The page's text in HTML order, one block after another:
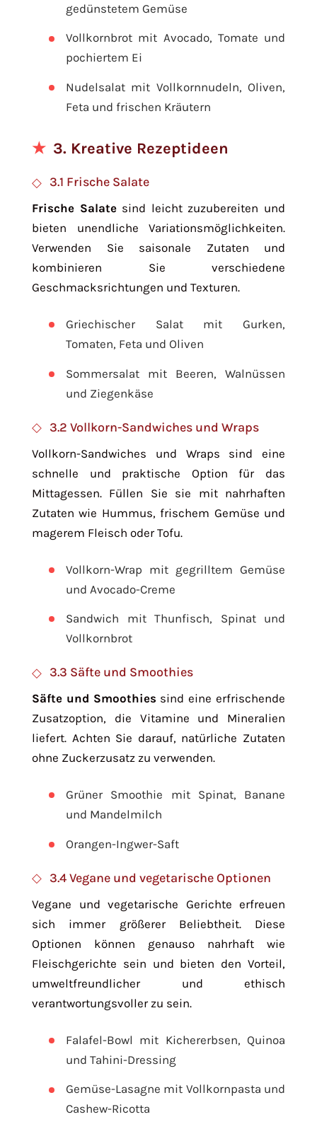
gedünstetem Gemüse
Vollkornbrot mit Avocado, Tomate und
pochiertem Ei
Nudelsalat mit Vollkornnudeln, Oliven,
Feta und frischen Kräutern
3. Kreative Rezeptideen
3.1 Frische Salate
Frische Salatesind leicht zuzubereiten und
bieten unendliche Variationsmöglichkeiten.
Verwenden Sie saisonale Zutaten und
kombinieren Sie verschiedene
Geschmacksrichtungen und Texturen.
Griechischer Salat mit Gurken,
Tomaten, Feta und Oliven
Sommersalat mit Beeren, Walnüssen
und Ziegenkäse
3.2 Vollkorn-Sandwiches und Wraps
Vollkorn-Sandwiches und Wraps sind eine
schnelle und praktische Option für das
Mittagessen. Füllen Sie sie mit nahrhaften
Zutaten wie Hummus, frischem Gemüse und
magerem Fleisch oder Tofu.
Vollkorn-Wrap mit gegrilltem Gemüse
und Avocado-Creme
Sandwich mit Thunfisch, Spinat und
Vollkornbrot
3.3 Säfte und Smoothies
Säfte und Smoothies sind eine erfrischende
Zusatzoption, die Vitamine und Mineralien
liefert. Achten Sie darauf, natürliche Zutaten
ohne Zuckerzusatz zu verwenden.
Grüner Smoothie mit Spinat, Banane
und Mandelmilch
Orangen-Ingwer-Saft
3.4 Vegane und vegetarische Optionen
Vegane und vegetarische Gerichte erfreuen
sich immer größerer Beliebtheit. Diese
Optionen können genauso nahrhaft wie
Fleischgerichte sein und bieten den Vorteil,
umweltfreundlicher und ethisch
verantwortungsvoller zu sein.
Falafel-Bowl mit Kichererbsen, Quinoa
und Tahini-Dressing
Gemüse-Lasagne mit Vollkornpasta und
Cashew-Ricotta